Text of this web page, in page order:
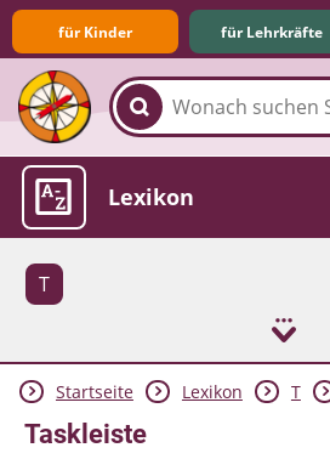
für Kinder für Lehrkräfte
Familie & Medien
Spieletipps &
Die Jüngsten im Netz
Lexikon
T
Aktuelles
Startseite Lexikon T
Taskleiste